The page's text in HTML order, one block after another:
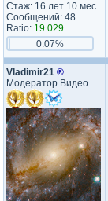
Стаж: 16 лет 10 мес.
Сообщений: 48
Ratio: 19.029
0.07%
Vladimir21 ®
Модератор Видео